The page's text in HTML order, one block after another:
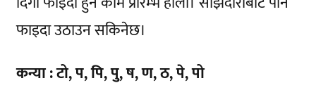
फाइदा उठाउन सकिनेछ।
कन्या : टो, प, पि, पु, ष, ण, ठ, पे, पो